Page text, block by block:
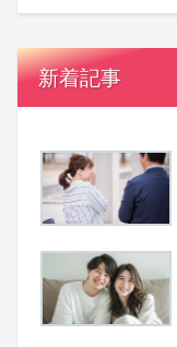
新着記事